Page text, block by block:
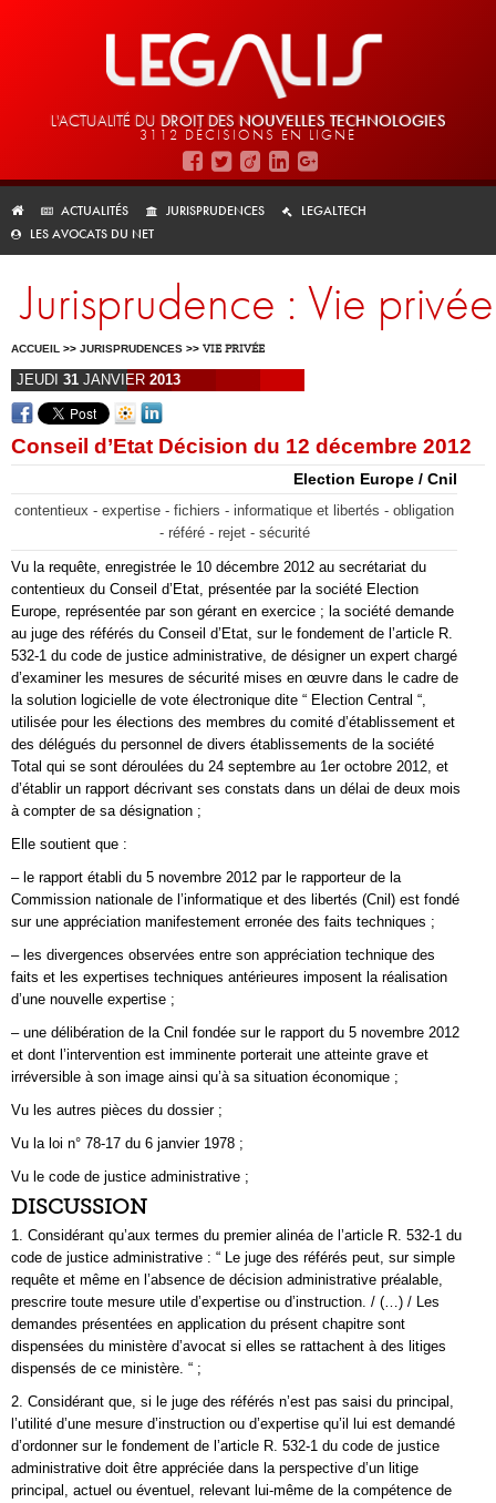
L'ACTUALITÉ DU DROIT DES NOUVELLES TECHNOLOGIES
3112 DÉCISIONS EN LIGNE
ACTUALITÉS JURISPRUDENCES
LEGALTECH
LES AVOCATS DU NET
Jurisprudence : Vie privée
ACCUEIL >> JURISPRUDENCES >> VIE PRIVÉE
JEUDI 31 JANVIER 2013
Conseil d’Etat Décision du 12 décembre 2012
Election Europe / Cnil
contentieux - expertise - fichiers - informatique et libertés - obligation
- référé - rejet - sécurité
Vu la requête, enregistrée le 10 décembre 2012 au secrétariat du
contentieux du Conseil d’Etat, présentée par la société Election
Europe, représentée par son gérant en exercice ; la société demande
au juge des référés du Conseil d’Etat, sur le fondement de l’article R.
532-1 du code de justice administrative, de désigner un expert chargé
d’examiner les mesures de sécurité mises en œuvre dans le cadre de
la solution logicielle de vote électronique dite “ Election Central “,
utilisée pour les élections des membres du comité d’établissement et
des délégués du personnel de divers établissements de la société
Total qui se sont déroulées du 24 septembre au 1er octobre 2012, et
d’établir un rapport décrivant ses constats dans un délai de deux mois
à compter de sa désignation ;
Elle soutient que :
– le rapport établi du 5 novembre 2012 par le rapporteur de la
Commission nationale de l’informatique et des libertés (Cnil) est fondé
sur une appréciation manifestement erronée des faits techniques ;
– les divergences observées entre son appréciation technique des
faits et les expertises techniques antérieures imposent la réalisation
d’une nouvelle expertise ;
– une délibération de la Cnil fondée sur le rapport du 5 novembre 2012
et dont l’intervention est imminente porterait une atteinte grave et
irréversible à son image ainsi qu’à sa situation économique ;
Vu les autres pièces du dossier ;
Vu la loi n° 78-17 du 6 janvier 1978 ;
Vu le code de justice administrative ;
DISCUSSION
1. Considérant qu’aux termes du premier alinéa de l’article R. 532-1 du
code de justice administrative : “ Le juge des référés peut, sur simple
requête et même en l’absence de décision administrative préalable,
prescrire toute mesure utile d’expertise ou d’instruction. / (…) / Les
demandes présentées en application du présent chapitre sont
dispensées du ministère d’avocat si elles se rattachent à des litiges
dispensés de ce ministère. “ ;
2. Considérant que, si le juge des référés n’est pas saisi du principal,
l’utilité d’une mesure d’instruction ou d’expertise qu’il lui est demandé
d’ordonner sur le fondement de l’article R. 532-1 du code de justice
administrative doit être appréciée dans la perspective d’un litige
principal, actuel ou éventuel, relevant lui-même de la compétence de